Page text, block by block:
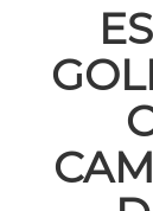
navegación